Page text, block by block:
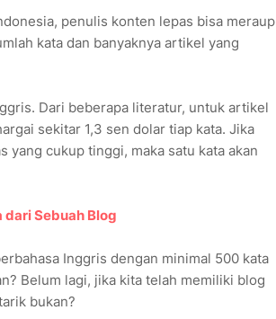
penulis konten lepas bisa meraup
kata dan banyaknya artikel yang
Dari beberapa literatur, untuk artikel
sekitar 1,3 sen dolar tiap kata. Jika
cukup tinggi, maka satu kata akan
Sebuah Blog
Inggris dengan minimal 500 kata
Belum lagi, jika kita telah memiliki blog
bukan?